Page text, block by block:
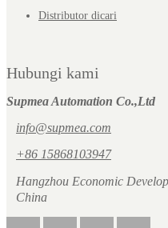
Distributor dicari
Hubungi kami
Supmea Automation Co.,Ltd
info@supmea.com
+86 15868103947
Hangzhou Economic
China